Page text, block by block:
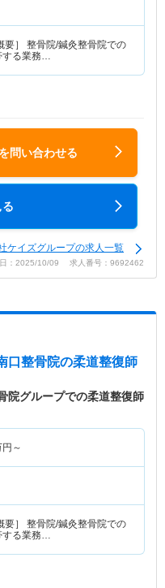
要］ 整骨院/鍼灸整骨院での
する業務…
問い合わせる
ケイズグループの求人一覧
：2025/10/09 求人番号：9692462
口整骨院の柔道整復師
院グループでの柔道整復師
円～
要］ 整骨院/鍼灸整骨院での
する業務…